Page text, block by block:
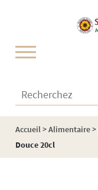
Recherchez :
Accueil>Alimentaire>
Douce 20cl